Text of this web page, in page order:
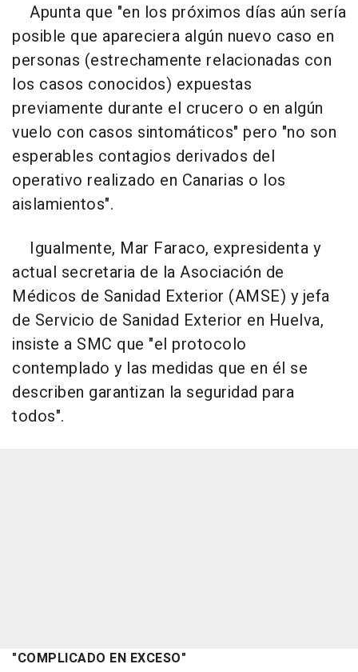
Apunta que "en los próximos días aún sería
posible que apareciera algún nuevo caso en
personas (estrechamente relacionadas con
los casos conocidos) expuestas
previamente durante el crucero o en algún
vuelo con casos sintomáticos" pero "no son
esperables contagios derivados del
operativo realizado en Canarias o los
aislamientos".
Igualmente, Mar Faraco, expresidenta y
actual secretaria de la Asociación de
Médicos de Sanidad Exterior (AMSE) y jefa
de Servicio de Sanidad Exterior en Huelva,
insiste a SMC que "el protocolo
contemplado y las medidas que en él se
describen garantizan la seguridad para
todos".
"COMPLICADO EN EXCESO"